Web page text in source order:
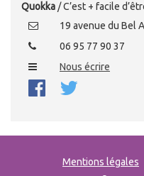
Quokka / C’est + facile
19 avenue du Bel
06 95 77 90 37
Nous écrire
Mentions légales